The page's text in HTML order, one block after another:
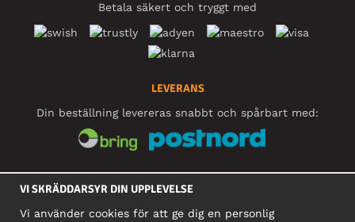
Betala säkert och tryggt med
LEVERANS
Din beställning levereras snabbt och spårbart med:
SOCIALA MEDIER
VI SKRÄDDARSYR DIN UPPLEVELSE
Vi använder cookies för att ge dig en personlig